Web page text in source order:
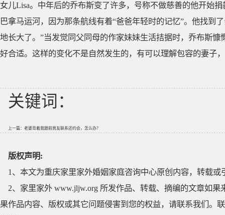
女儿Lisa。中年后的乔布斯变了许多，号称不做慈善的他开始
巴拿马运河，因为那条航线有着“爸爸年轻时的记忆”。他找到
地长大了。”当发觉同父同母的作家妹妹生活拮据时，乔布斯
好合适。这样的变化不是自然发生的，有可以理解包容的妻子
关键词：
上一篇： 老婆背着我跟前男友联系还约会，怎么办？
版权声明:
1、本文为重庆家里家外婚姻家庭咨询中心原创内容，转载
2、家里家外 www.jljw.org 所发作品、转载、摘编的文章如
果作品内容、版权或其它问题侵害到您的权益，请联系我们。